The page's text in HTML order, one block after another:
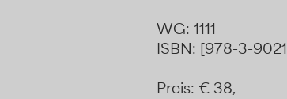
WG: 1111
ISBN: [978-3-
Preis: € 38,-